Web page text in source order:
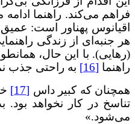
فراهم می‌کند. راهنما
اقیانوس پهناور است:
هر جنبه‌ای از زندگی
(رهایی). با این حال،
راهنما [16]
به راحتی جذب
همچنان که کبیر داس [17]
تناسخ در کار نخواهد
می‌شود.»